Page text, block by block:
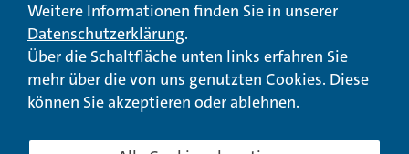
nach oben
Weitere Informationen finden Sie in unserer
Datenschutzerklärung.
Über die Schaltfläche unten links erfahren Sie
mehr über die von uns genutzten Cookies. Diese
können Sie akzeptieren oder ablehnen.